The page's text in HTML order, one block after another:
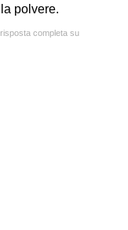
polvere.
completa su